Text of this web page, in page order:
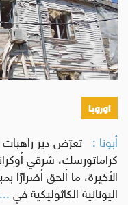
اوروبا
أبونا : تعرّض دير
كراماتورسك، شرقي
الأخيرة، ما ألحق أضرارًا
اليونانية الكاثوليكية في